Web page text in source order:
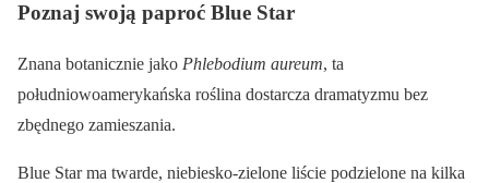
Poznaj swoją paproć Blue Star
Znana botanicznie jako Phlebodium aureum, ta
południowoamerykańska roślina dostarcza dramatyzmu bez
zbędnego zamieszania.
Blue Star ma twarde, niebiesko-zielone liście podzielone na kilka